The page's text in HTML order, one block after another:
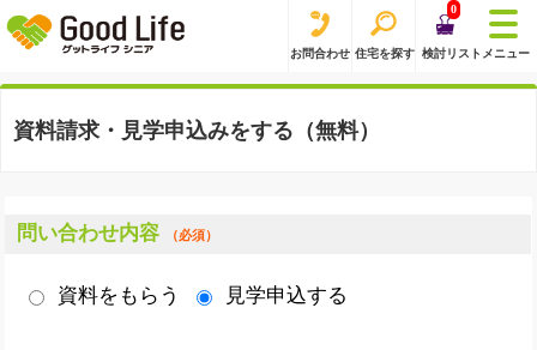
お問合わせ 住宅を探す
0
検討リスト メニュー
資料請求・見学申込みをする（無料）
問い合わせ内容 （必須）
資料をもらう 見学申込する